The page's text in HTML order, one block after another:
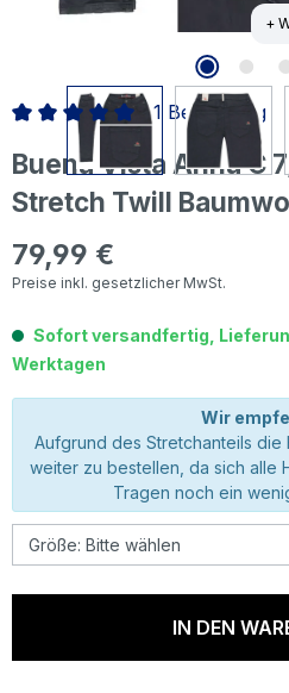
+
Buena Vista Anna C
Stretch Twill
Regulärer Preis:
79,99 €
Preise inkl. gesetzlicher MwSt.
Durchschnittliche Bewertung von
1 Bewertung
Sofort versandfertig,
Werktagen
Wir
Aufgrund des Stretchanteils
weiter zu bestellen, da sich alle
Tragen noch ein
IN DEN